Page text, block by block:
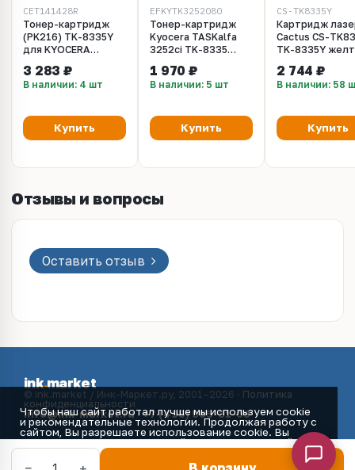
CET141428R
Тонер-картридж
(PK216) TK-8335Y
для KYOCERA
3252ci/3253ci (CET)
Yellow, 240г, 15000
3 283 ₽
В наличии: 4 шт
Купить
EFKYTK3252080
Тонер-картридж
Kyocera TASKalfa
3252ci TK-8335
1 970 ₽
В наличии: 5 шт
Купить
CS-TK8335Y
Картридж
Cactus CS-
TK-8335Y
Kyocera
3252ci
2 744 ₽
В наличии: 58
Купить
Отзывы и вопросы
Оставить отзыв
ink.market
© ink.market / Инк-Маркет.ру, 2001–2026 · Политика
конфиденциальности
info@ink-market.ru·+7 (495) 565-31-09
Чтобы наш сайт работал лучше мы используем cookie
и рекомендательные технологии. Продолжая работу с
сайтом, Вы разрешаете использование cookie. Вы
всегда можете отключить файлы cookie в настройках
Вашего браузера.
Принять